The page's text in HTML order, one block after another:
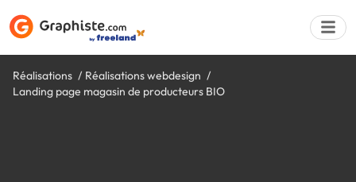
Réalisations
Réalisations webdesign
Landing page magasin de producteurs BIO